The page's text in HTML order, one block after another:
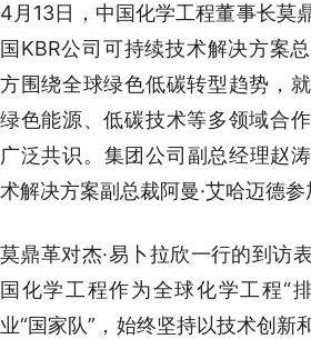
4月13日，中国化学工程董事长莫
国KBR公司可持续技术解决方案
方围绕全球绿色低碳转型趋势，
绿色能源、低碳技术等多领域合
广泛共识。集团公司副总经理赵
术解决方案副总裁阿曼·艾哈迈德参
莫鼎革对杰·易卜拉欣一行的到访
国化学工程作为全球化学工程“
业“国家队”，始终坚持以技术创新